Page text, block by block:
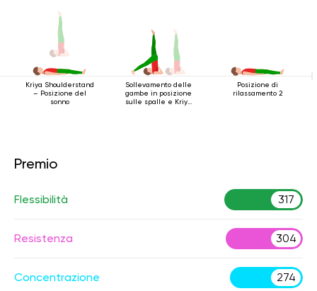
Kriya Shoulderstand
– Posizione del
sonno
Sollevamento delle
gambe in posizione
sulle spalle e Kriya
Posizione di
rilassamento 2
Premio
Flessibilità 317
Resistenza 304
Concentrazione 274